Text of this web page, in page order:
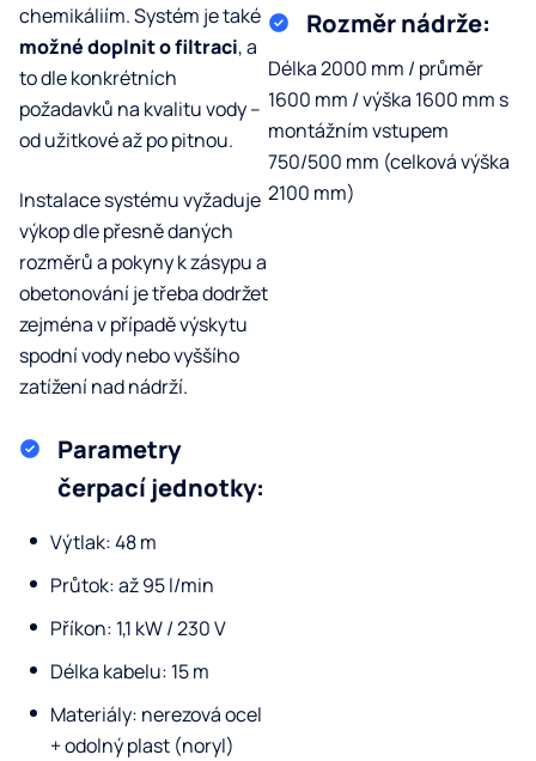
chemikáliím. Systém je také
možné doplnit o filtraci, a
to dle konkrétních
požadavků na kvalitu vody –
od užitkové až po pitnou.
Instalace systému vyžaduje
výkop dle přesně daných
rozměrů a pokyny k zásypu a
obetonování je třeba dodržet
zejména v případě výskytu
spodní vody nebo vyššího
zatížení nad nádrží.
Parametry
čerpací jednotky:
Výtlak: 48 m
Průtok: až 95 l/min
Příkon: 1,1 kW / 230 V
Délka kabelu: 15 m
Materiály: nerezová ocel
+ odolný plast (noryl)
Rozměr nádrže:
Délka 2000 mm / průměr
1600 mm / výška 1600 mm s
montážním vstupem
750/500 mm (celková výška
2100 mm)